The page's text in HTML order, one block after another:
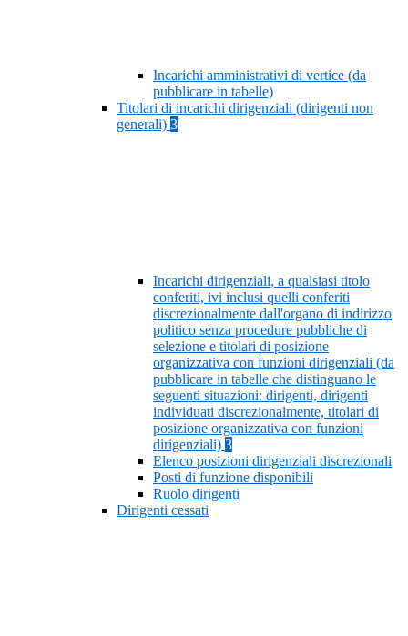
Incarichi amministrativi di vertice (da
pubblicare in tabelle)
Titolari di incarichi dirigenziali (dirigenti non
generali) 3
Incarichi dirigenziali, a qualsiasi titolo
conferiti, ivi inclusi quelli conferiti
discrezionalmente dall'organo di indirizzo
politico senza procedure pubbliche di
selezione e titolari di posizione
organizzativa con funzioni dirigenziali (da
pubblicare in tabelle che distinguano le
seguenti situazioni: dirigenti, dirigenti
individuati discrezionalmente, titolari di
posizione organizzativa con funzioni
dirigenziali) 3
Elenco posizioni dirigenziali discrezionali
Posti di funzione disponibili
Ruolo dirigenti
Dirigenti cessati